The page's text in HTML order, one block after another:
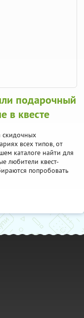
подарочный
в квесте
скидочных
всех типов, от
каталоге найти для
любители квест-
попробовать